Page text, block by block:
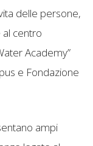
delle persone,
al centro
Academy”
e Fondazione
ampi